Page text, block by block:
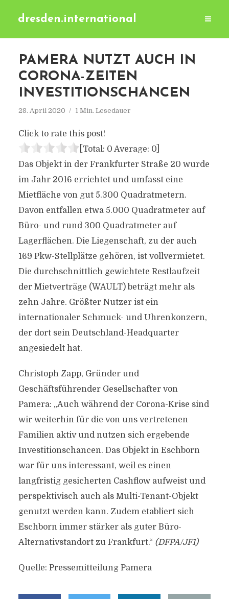
dresden.international
PAMERA NUTZT AUCH IN
CORONA-ZEITEN
INVESTITIONSCHANCEN
28. April 2020 1 Min. Lesedauer
Click to rate this post!
[Total: 0 Average: 0]
Das Objekt in der Frankfurter Straße 20 wurde
im Jahr 2016 errichtet und umfasst eine
Mietfläche von gut 5.300 Quadratmetern.
Davon entfallen etwa 5.000 Quadratmeter auf
Büro- und rund 300 Quadratmeter auf
Lagerflächen. Die Liegenschaft, zu der auch
169 Pkw-Stellplätze gehören, ist vollvermietet.
Die durchschnittlich gewichtete Restlaufzeit
der Mietverträge (WAULT) beträgt mehr als
zehn Jahre. Größter Nutzer ist ein
internationaler Schmuck- und Uhrenkonzern,
der dort sein Deutschland-Headquarter
angesiedelt hat.
Christoph Zapp, Gründer und
Geschäftsführender Gesellschafter von
Pamera: „Auch während der Corona-Krise sind
wir weiterhin für die von uns vertretenen
Familien aktiv und nutzen sich ergebende
Investitionschancen. Das Objekt in Eschborn
war für uns interessant, weil es einen
langfristig gesicherten Cashflow aufweist und
perspektivisch auch als Multi-Tenant-Objekt
genutzt werden kann. Zudem etabliert sich
Eschborn immer stärker als guter Büro-
Alternativstandort zu Frankfurt.“ (DFPA/JF1)
Quelle: Pressemitteilung Pamera